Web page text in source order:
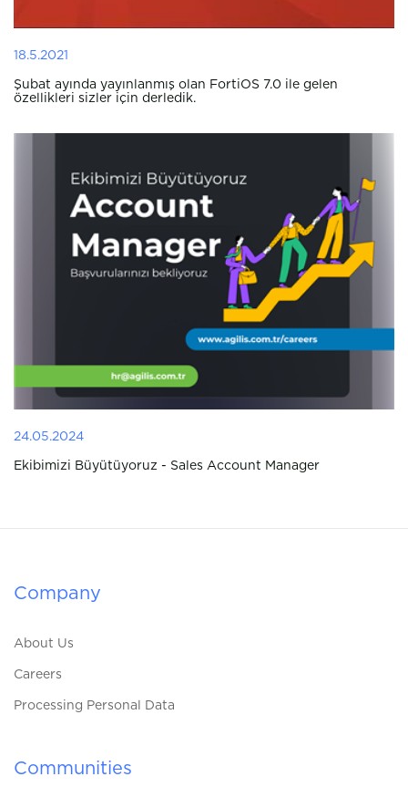
18.5.2021
Şubat ayında yayınlanmış olan FortiOS 7.0 ile gelen
özellikleri sizler için derledik.
24.05.2024
Ekibimizi Büyütüyoruz - Sales Account Manager
Company
About Us
Careers
Processing Personal Data
Communities